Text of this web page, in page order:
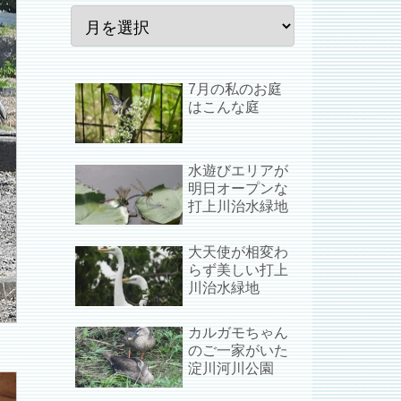
7月の私のお庭
はこんな庭
水遊びエリアが
明日オープンな
打上川治水緑地
大天使が相変わ
らず美しい打上
川治水緑地
カルガモちゃん
のご一家がいた
淀川河川公園